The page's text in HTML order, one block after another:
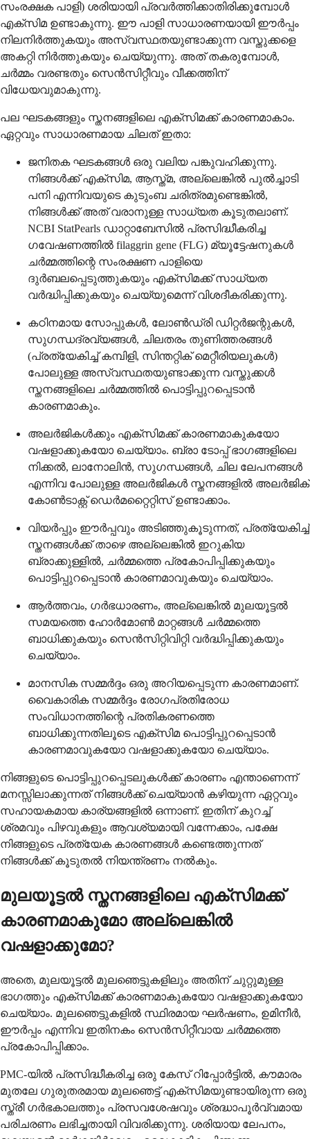
സംരക്ഷക പാളി) ശരിയായി പ്രവർത്തിക്കാതിരിക്കുമ്പോൾ
എക്സിമ ഉണ്ടാകുന്നു. ഈ പാളി സാധാരണയായി ഈർപ്പം
നിലനിർത്തുകയും അസ്വസ്ഥതയുണ്ടാക്കുന്ന വസ്തുക്കളെ
അകറ്റി നിർത്തുകയും ചെയ്യുന്നു. അത് തകരുമ്പോൾ,
ചർമ്മം വരണ്ടതും സെൻസിറ്റീവും വീക്കത്തിന്
വിധേയവുമാകുന്നു.
പല ഘടകങ്ങളും സ്തനങ്ങളിലെ എക്സിമക്ക് കാരണമാകാം.
ഏറ്റവും സാധാരണമായ ചിലത് ഇതാ:
ജനിതക ഘടകങ്ങൾ ഒരു വലിയ പങ്കുവഹിക്കുന്നു.
നിങ്ങൾക്ക് എക്സിമ, ആസ്ത്മ, അല്ലെങ്കിൽ പുൽച്ചാടി
പനി എന്നിവയുടെ കുടുംബ ചരിത്രമുണ്ടെങ്കിൽ,
നിങ്ങൾക്ക് അത് വരാനുള്ള സാധ്യത കൂടുതലാണ്.
NCBI StatPearls ഡാറ്റാബേസിൽ പ്രസിദ്ധീകരിച്ച
ഗവേഷണത്തിൽ filaggrin gene (FLG) മ്യൂട്ടേഷനുകൾ
ചർമ്മത്തിന്റെ സംരക്ഷണ പാളിയെ
ദുർബലപ്പെടുത്തുകയും എക്സിമക്ക് സാധ്യത
വർദ്ധിപ്പിക്കുകയും ചെയ്യുമെന്ന് വിശദീകരിക്കുന്നു.
കഠിനമായ സോപ്പുകൾ, ലോൺഡ്രി ഡിറ്റർജന്റുകൾ,
സുഗന്ധദ്രവ്യങ്ങൾ, ചിലതരം തുണിത്തരങ്ങൾ
(പ്രത്യേകിച്ച് കമ്പിളി, സിന്തറ്റിക് മെറ്റീരിയലുകൾ)
പോലുള്ള അസ്വസ്ഥതയുണ്ടാക്കുന്ന വസ്തുക്കൾ
സ്തനങ്ങളിലെ ചർമ്മത്തിൽ പൊട്ടിപ്പുറപ്പെടാൻ
കാരണമാകും.
അലർജികൾക്കും എക്സിമക്ക് കാരണമാകുകയോ
വഷളാക്കുകയോ ചെയ്യാം. ബ്രാ ടോപ്പ് ഭാഗങ്ങളിലെ
നിക്കൽ, ലാനോലിൻ, സുഗന്ധങ്ങൾ, ചില ലേപനങ്ങൾ
എന്നിവ പോലുള്ള അലർജികൾ സ്തനങ്ങളിൽ അലർജിക്
കോൺടാക്റ്റ് ഡെർമറ്റൈറ്റിസ് ഉണ്ടാക്കാം.
വിയർപ്പും ഈർപ്പവും അടിഞ്ഞുകൂടുന്നത്, പ്രത്യേകിച്ച്
സ്തനങ്ങൾക്ക് താഴെ അല്ലെങ്കിൽ ഇറുകിയ
ബ്രാക്കുള്ളിൽ, ചർമ്മത്തെ പ്രകോപിപ്പിക്കുകയും
പൊട്ടിപ്പുറപ്പെടാൻ കാരണമാവുകയും ചെയ്യാം.
ആർത്തവം, ഗർഭധാരണം, അല്ലെങ്കിൽ മുലയൂട്ടൽ
സമയത്തെ ഹോർമോൺ മാറ്റങ്ങൾ ചർമ്മത്തെ
ബാധിക്കുകയും സെൻസിറ്റിവിറ്റി വർദ്ധിപ്പിക്കുകയും
ചെയ്യാം.
മാനസിക സമ്മർദ്ദം ഒരു അറിയപ്പെടുന്ന കാരണമാണ്.
വൈകാരിക സമ്മർദ്ദം രോഗപ്രതിരോധ
സംവിധാനത്തിന്റെ പ്രതികരണത്തെ
ബാധിക്കുന്നതിലൂടെ എക്സിമ പൊട്ടിപ്പുറപ്പെടാൻ
കാരണമാവുകയോ വഷളാക്കുകയോ ചെയ്യാം.
നിങ്ങളുടെ പൊട്ടിപ്പുറപ്പെടലുകൾക്ക് കാരണം എന്താണെന്ന്
മനസ്സിലാക്കുന്നത് നിങ്ങൾക്ക് ചെയ്യാൻ കഴിയുന്ന ഏറ്റവും
സഹായകമായ കാര്യങ്ങളിൽ ഒന്നാണ്. ഇതിന് കുറച്ച്
ശ്രമവും പിഴവുകളും ആവശ്യമായി വന്നേക്കാം, പക്ഷേ
നിങ്ങളുടെ പ്രത്യേക കാരണങ്ങൾ കണ്ടെത്തുന്നത്
നിങ്ങൾക്ക് കൂടുതൽ നിയന്ത്രണം നൽകും.
മുലയൂട്ടൽ സ്തനങ്ങളിലെ എക്സിമക്ക്
കാരണമാകുമോ അല്ലെങ്കിൽ
വഷളാക്കുമോ?
അതെ, മുലയൂട്ടൽ മുലഞെട്ടുകളിലും അതിന് ചുറ്റുമുള്ള
ഭാഗത്തും എക്സിമക്ക് കാരണമാകുകയോ വഷളാക്കുകയോ
ചെയ്യാം. മുലഞെട്ടുകളിൽ സ്ഥിരമായ ഘർഷണം, ഉമിനീർ,
ഈർപ്പം എന്നിവ ഇതിനകം സെൻസിറ്റീവായ ചർമ്മത്തെ
പ്രകോപിപ്പിക്കാം.
PMC-യിൽ പ്രസിദ്ധീകരിച്ച ഒരു കേസ് റിപ്പോർട്ടിൽ, കൗമാരം
മുതലേ ഗുരുതരമായ മുലഞെട്ട് എക്സിമയുണ്ടായിരുന്ന ഒരു
സ്ത്രീ ഗർഭകാലത്തും പ്രസവശേഷവും ശ്രദ്ധാപൂർവ്വമായ
പരിചരണം ലഭിച്ചതായി വിവരിക്കുന്നു. ശരിയായ ലേപനം,